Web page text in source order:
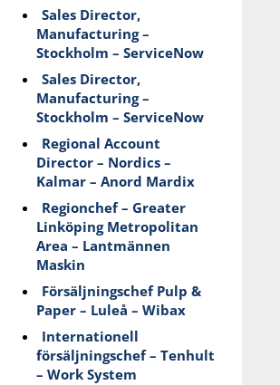
Sales Director,
Manufacturing –
Stockholm – ServiceNow
Sales Director,
Manufacturing –
Stockholm – ServiceNow
Regional Account
Director – Nordics –
Kalmar – Anord Mardix
Regionchef – Greater
Linköping Metropolitan
Area – Lantmännen
Maskin
Försäljningschef Pulp &
Paper – Luleå – Wibax
Internationell
försäljningschef – Tenhult
– Work System